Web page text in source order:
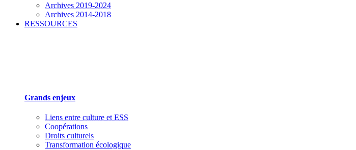
Archives 2019-2024
Archives 2014-2018
RESSOURCES
Grands enjeux
Liens entre culture et ESS
Coopérations
Droits culturels
Transformation écologique